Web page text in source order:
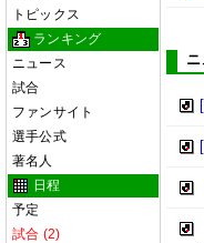
トピックス
ランキング
ニュース
試合
ファンサイト
選手公式
著名人
日程
予定
試合 (2)